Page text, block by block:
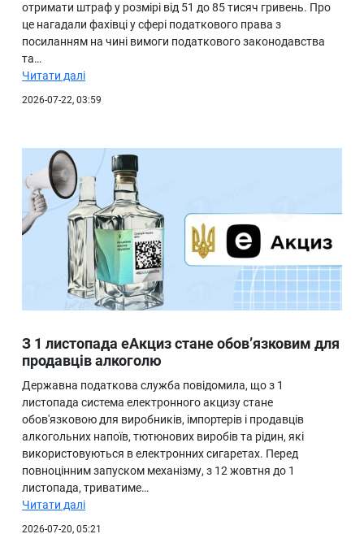
отримати штраф у розмірі від 51 до 85 тисяч гривень. Про
це нагадали фахівці у сфері податкового права з
посиланням на чині вимоги податкового законодавства
та…
Читати далі
2026-07-22, 03:59
З 1 листопада еАкциз стане обов’язковим для
продавців алкоголю
Державна податкова служба повідомила, що з 1
листопада система електронного акцизу стане
обов'язковою для виробників, імпортерів і продавців
алкогольних напоїв, тютюнових виробів та рідин, які
використовуються в електронних сигаретах. Перед
повноцінним запуском механізму, з 12 жовтня до 1
листопада, триватиме…
Читати далі
2026-07-20, 05:21